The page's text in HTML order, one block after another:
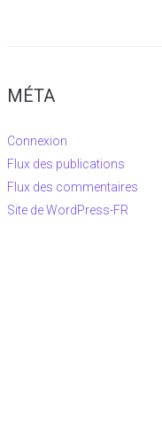
MÉTA
Connexion
Flux des publications
Flux des commentaires
Site de WordPress-FR